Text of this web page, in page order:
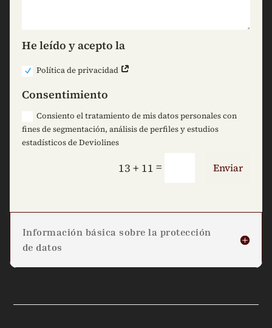
He leído y acepto la
Política de privacidad
Consentimiento
Consiento el tratamiento de mis datos personales con
fines de segmentación, análisis de perfiles y estudios
estadísticos de Deviolines
13 + 11 = Enviar
Información básica sobre la protección
de datos